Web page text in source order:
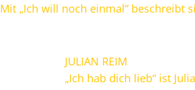
Mit „Ich will noch einmal“ beschreibt
JULIAN REIM
„Ich hab dich lieb“ ist